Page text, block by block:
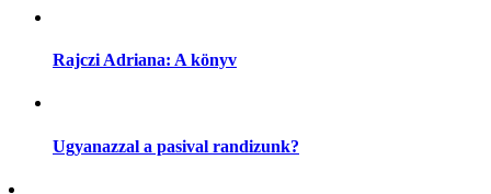
Rajczi Adriana: A könyv
Ugyanazzal a pasival randizunk?